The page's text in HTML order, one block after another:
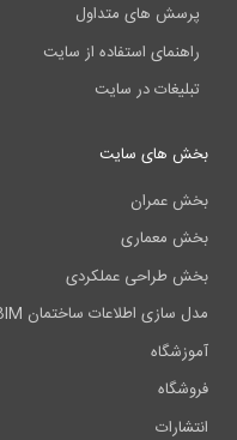
پرسش های متداول
راهنمای استفاده از سایت
تبلیغات در سایت
بخش های سایت
بخش عمران
بخش معماری
بخش طراحی عملکردی
مدل سازی اطلاعات ساختمان BIM
آموزشگاه
فروشگاه
انتشارات